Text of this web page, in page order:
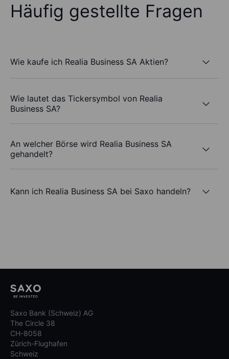
Häufig gestellte Fragen
Wie kaufe ich Realia Business SA Aktien?
Wie lautet das Tickersymbol von Realia
Business SA?
An welcher Börse wird Realia Business SA
gehandelt?
Kann ich Realia Business SA bei Saxo handeln?
Saxo Bank (Schweiz) AG
The Circle 38
CH-8058
Zürich-Flughafen
Schweiz